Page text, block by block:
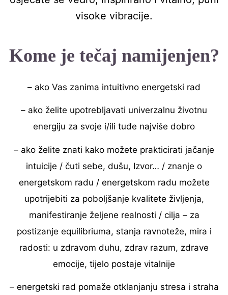
visoke vibracije.
Kome je tečaj namijenjen?
– ako Vas zanima intuitivno energetski rad
– ako želite upotrebljavati univerzalnu životnu
energiju za svoje i/ili tuđe najviše dobro
– ako želite znati kako možete prakticirati jačanje
intuicije / čuti sebe, dušu, Izvor… / znanje o
energetskom radu / energetskom radu možete
upotrijebiti za poboljšanje kvalitete življenja,
manifestiranje željene realnosti / cilja – za
postizanje equilibriuma, stanja ravnoteže, mira i
radosti: u zdravom duhu, zdrav razum, zdrave
emocije, tijelo postaje vitalnije
– energetski rad pomaže otklanjanju stresa i straha